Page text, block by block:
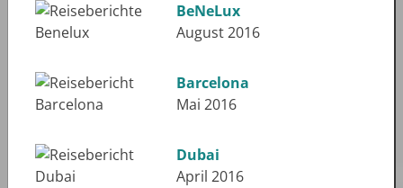
BeNeLux
August 2016
Barcelona
Mai 2016
Dubai
April 2016